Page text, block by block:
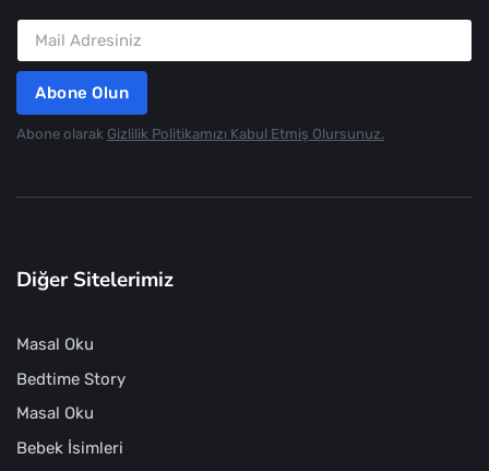
Abone Olun
Abone olarak Gizlilik Politikamızı Kabul Etmiş Olursunuz.
Diğer Sitelerimiz
Masal Oku
Bedtime Story
Masal Oku
Bebek İsimleri